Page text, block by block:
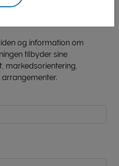
og information om
tilbyder sine
markedsorientering,